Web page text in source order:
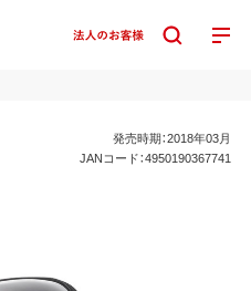
発売時期：2018年03月
JANコード：4950190367741